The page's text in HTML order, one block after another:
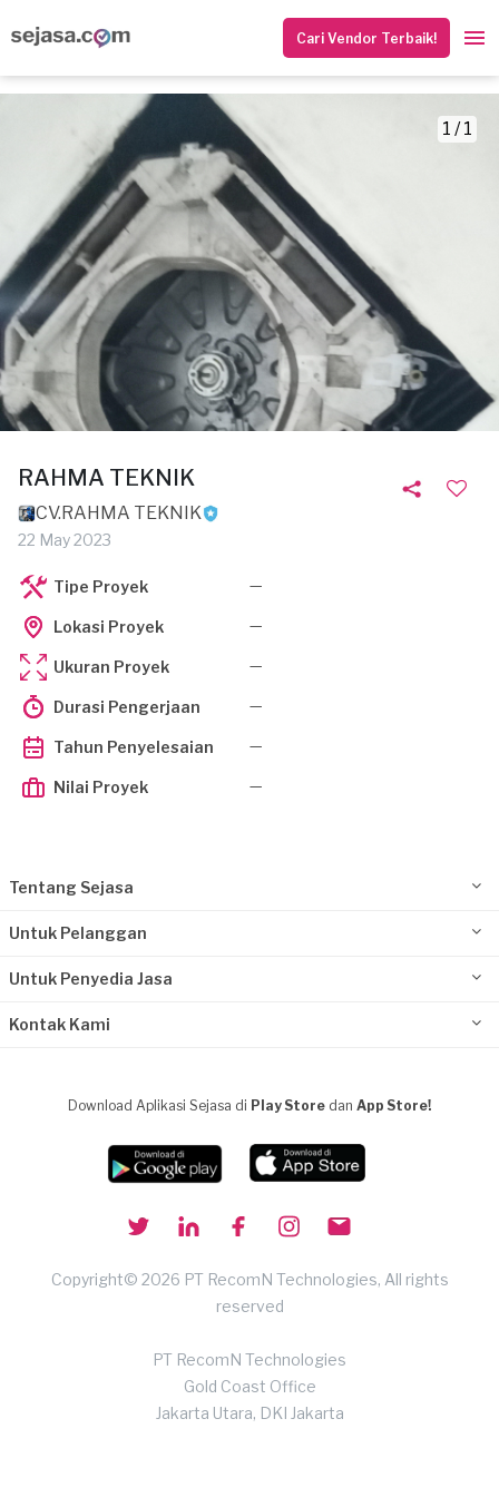
Cari Vendor Terbaik!
1 / 1
RAHMA TEKNIK
CV.RAHMA TEKNIK
22 May 2023
Tipe Proyek —
Lokasi Proyek —
Ukuran Proyek —
Durasi Pengerjaan —
Tahun Penyelesaian —
Nilai Proyek —
Tentang Sejasa
Untuk Pelanggan
Untuk Penyedia Jasa
Kontak Kami
Download Aplikasi Sejasa di Play Store dan App Store!
Copyright© 2026 PT RecomN Technologies, All rights
reserved
PT RecomN Technologies
Gold Coast Office
Jakarta Utara, DKI Jakarta